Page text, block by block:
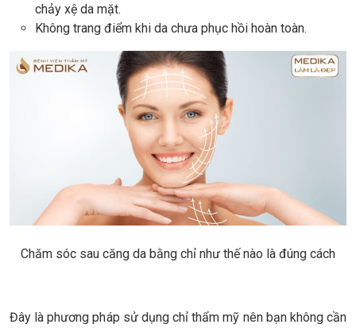
chảy xệ da mặt.
Không trang điểm khi da chưa phục hồi hoàn toàn.
Chăm sóc sau căng da bằng chỉ như thế nào là đúng cách
Đây là phương pháp sử dụng chỉ thẩm mỹ nên bạn không cần